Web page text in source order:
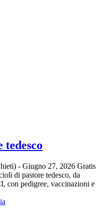
tedesco
- Giugno 27, 2026 Gratis
di pastore tedesco, da
con pedigree, vaccinazioni e